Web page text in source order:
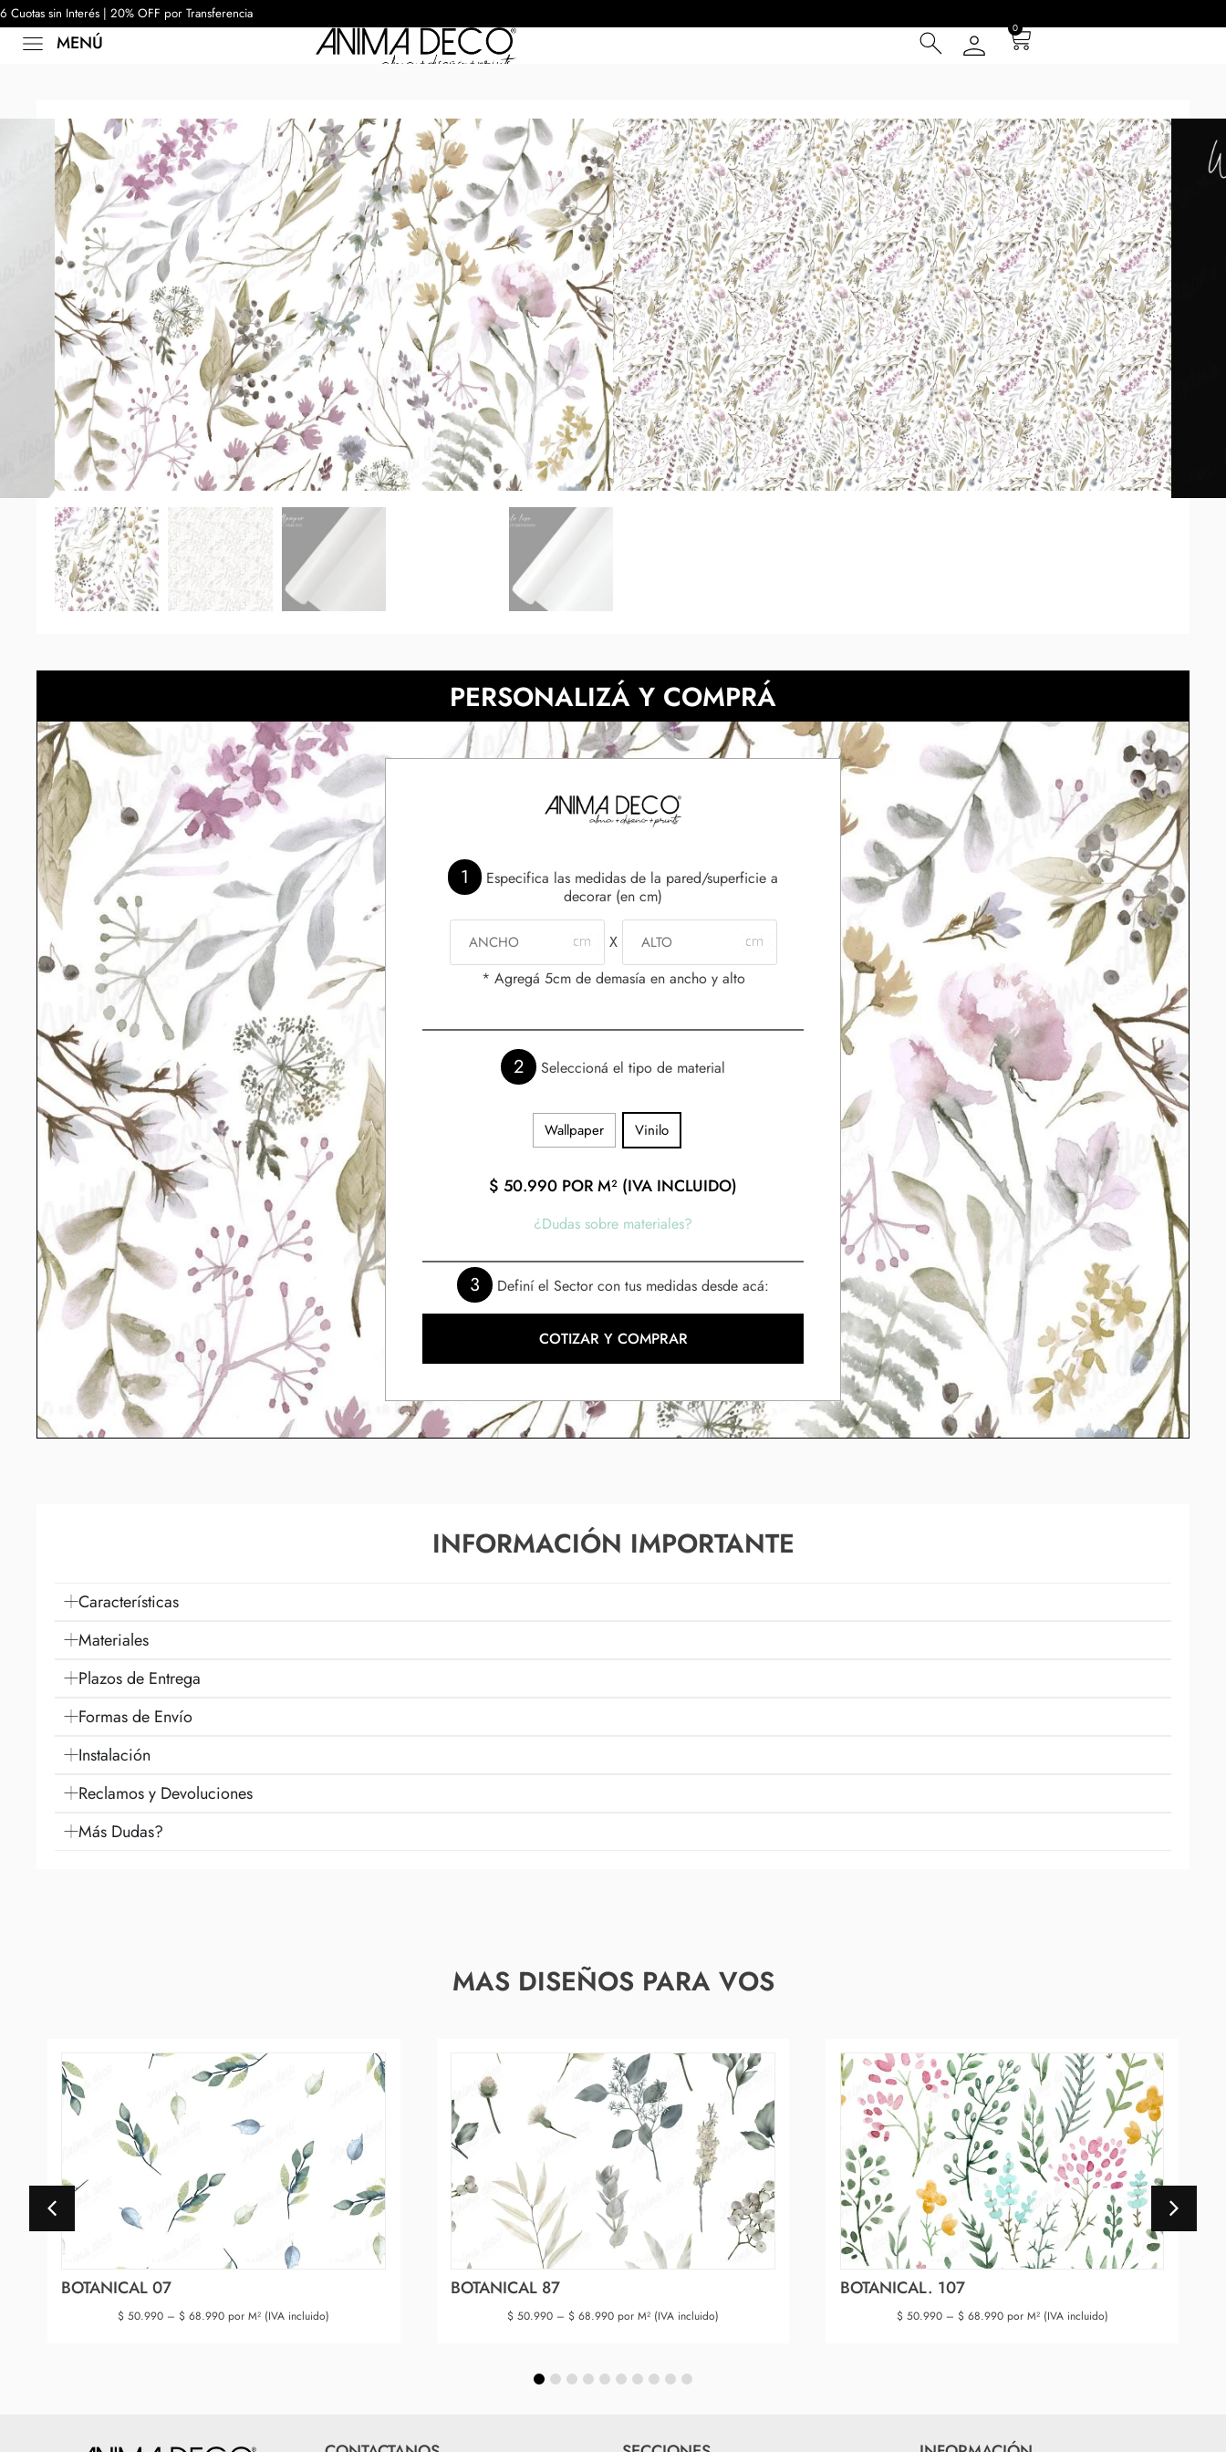
6 Cuotas sin Interés | 20% OFF por Transferencia
MENÚ
0
Inicio/Empapelados/BOTANICAL/ Botanical. 101
BOTANICAL. 101
$50.990–$68.990POR M² (IVA INCLUIDO)
6 Cuotas sin Interés con Tarjeta de Crédito
20% OFF por Transferencia
15 días hábiles Plazo de Entrega **
Incluye instrucciones de instalación
*Las imágenes son ilustrativas: el patrón se repite cada 1m y se presentan en paños de 1 m
de ancho por el alto de tu pared (por ej. la foto 2 simula una pared de 4.5x3m). Los
tonos digitales respecto de los impresos pueden diferir según la calibración de cada
pantalla. Presupuesta tu pared con el cotizador eligiendo el material.
NECESITAS MÀS INFORMACIÓN?
PERSONALIZÁ Y COMPRÁ
1
Especifica las medidas de la pared/superficie a
decorar (en cm)
X
* Agregá 5cm de demasía en ancho y alto
2 Seleccioná el tipo de material
Wallpaper Vinilo
$ 50.990 POR M² (IVA INCLUIDO)
¿Dudas sobre materiales?
3 Definí el Sector con tus medidas desde acá:
COTIZAR Y COMPRAR
INFORMACIÓN IMPORTANTE
Características
Materiales
Plazos de Entrega
Formas de Envío
Instalación
Reclamos y Devoluciones
Más Dudas?
MAS DISEÑOS PARA VOS
BOTANICAL 07
$ 50.990 – $ 68.990 por M² (IVA incluido)
BOTANICAL 87
$50.990 – $68.990por M² (IVA incluido)
BOTANICAL. 107
$50.990 – $68.990por M² (IVA incluido)